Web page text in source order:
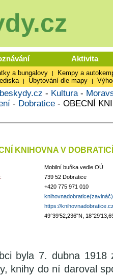
Aktivita
a bungalovy | Kempy a
| Ubytování dle mapy |
- Kultura-
- Dobratice - OBECNÍ
KNIHOVNA V
Mobilní buňka vedle OÚ
739 52 Dobratice
+420 775 971 010
https://
49°39'52,236"N,
byla 7. dubna 1918
knihy do ní daroval